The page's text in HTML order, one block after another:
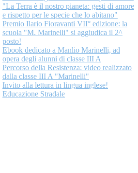
"La Terra è il nostro pianeta: gesti di amore
e rispetto per le specie che lo abitano"
Premio Ilario Fioravanti VII° edizione: la
scuola "M. Marinelli" si aggiudica il 2^
posto!
Ebook dedicato a Manlio Marinelli, ad
opera degli alunni di classe III A
Percorso della Resistenza: video realizzato
dalla classe III A "Marinelli"
Invito alla lettura in lingua inglese!
Educazione Stradale